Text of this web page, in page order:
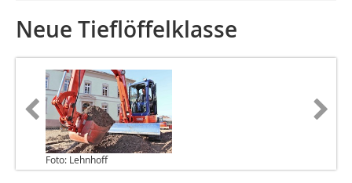
Neue Tieflöffelklasse
Foto: Lehnhoff